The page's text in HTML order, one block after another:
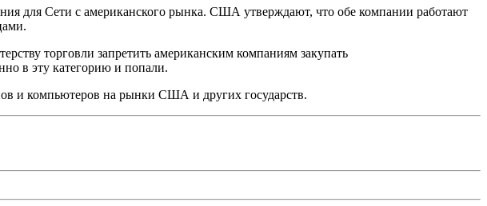
для Сети с американского рынка. США утверждают, что обе компании работают
торговли запретить американским компаниям закупать
в эту категорию и попали.
и компьютеров на рынки США и других государств.